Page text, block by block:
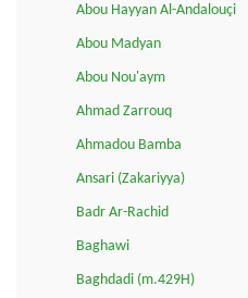
Abou Hayyan Al-Andalouçi
Abou Madyan
Abou Nou'aym
Ahmad Zarrouq
Ahmadou Bamba
Ansari (Zakariyya)
Badr Ar-Rachid
Baghawi
Baghdadi (m.429H)